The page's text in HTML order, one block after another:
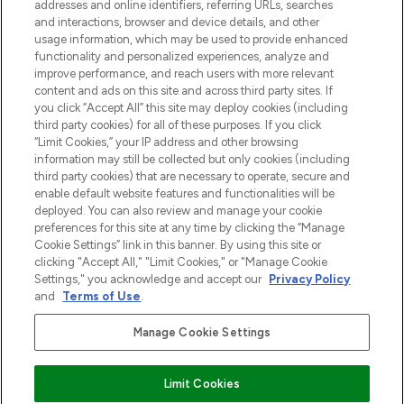
Cookie-toestemming
Do Not Sell or Share My Personal
Information
HELP & INFORMATIE
BEDRIJFSINFORMATIE
OVER LOOKFANTASTIC
Betaal veilig met
addresses and online identifiers, referring URLs, searches
and interactions, browser and device details, and other
usage information, which may be used to provide enhanced
functionality and personalized experiences, analyze and
improve performance, and reach users with more relevant
content and ads on this site and across third party sites. If
you click “Accept All” this site may deploy cookies (including
third party cookies) for all of these purposes. If you click
“Limit Cookies,” your IP address and other browsing
information may still be collected but only cookies (including
third party cookies) that are necessary to operate, secure and
enable default website features and functionalities will be
deployed. You can also review and manage your cookie
preferences for this site at any time by clicking the “Manage
Cookie Settings” link in this banner. By using this site or
clicking "Accept All," "Limit Cookies," or "Manage Cookie
Settings," you acknowledge and accept our Privacy Policy
and
Terms of Use.
Manage Cookie Settings
Limit Cookies